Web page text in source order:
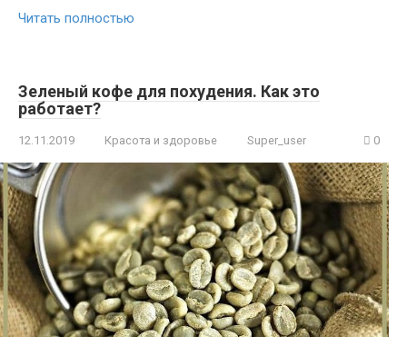
Читать полностью
Зеленый кофе для похудения. Как это
работает?
12.11.2019 Красота и здоровье Super_user 0